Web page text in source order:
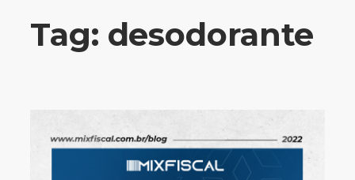
Tag: desodorante